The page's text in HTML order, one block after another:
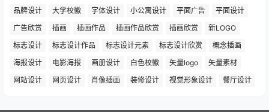
品牌设计
大学校徽 字体设计 小公寓设计 平面广告
平面设计
广告欣赏
插画 插画作品 插画作品欣赏 插画欣赏
新LOGO
标志设计
标志设计作品 标志设计元素 标志设计欣赏
概念插画
海报设计
电影海报 画册设计 白色校徽 矢量logo
矢量素材
网站设计
网页设计 肖像插画 装修设计 视觉形象设计 餐厅设计